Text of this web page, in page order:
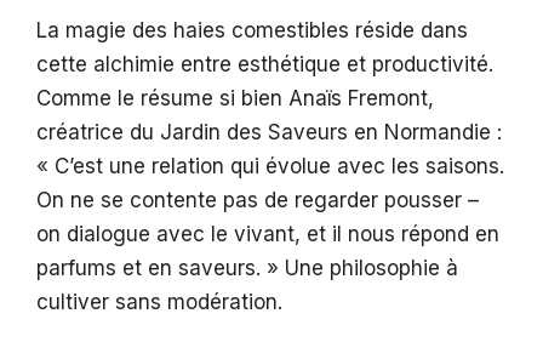
La magie des haies comestibles réside dans
cette alchimie entre esthétique et productivité.
Comme le résume si bien Anaïs Fremont,
créatrice du Jardin des Saveurs en Normandie :
« C’est une relation qui évolue avec les saisons.
On ne se contente pas de regarder pousser –
on dialogue avec le vivant, et il nous répond en
parfums et en saveurs. » Une philosophie à
cultiver sans modération.